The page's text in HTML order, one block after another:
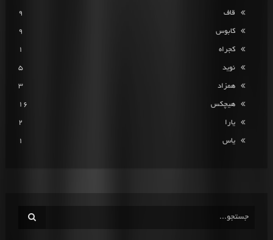
قاف 9
کابوس 9
کجراه 1
نوید 5
همزاد 3
هیچکس 16
یارا 2
یاس 1